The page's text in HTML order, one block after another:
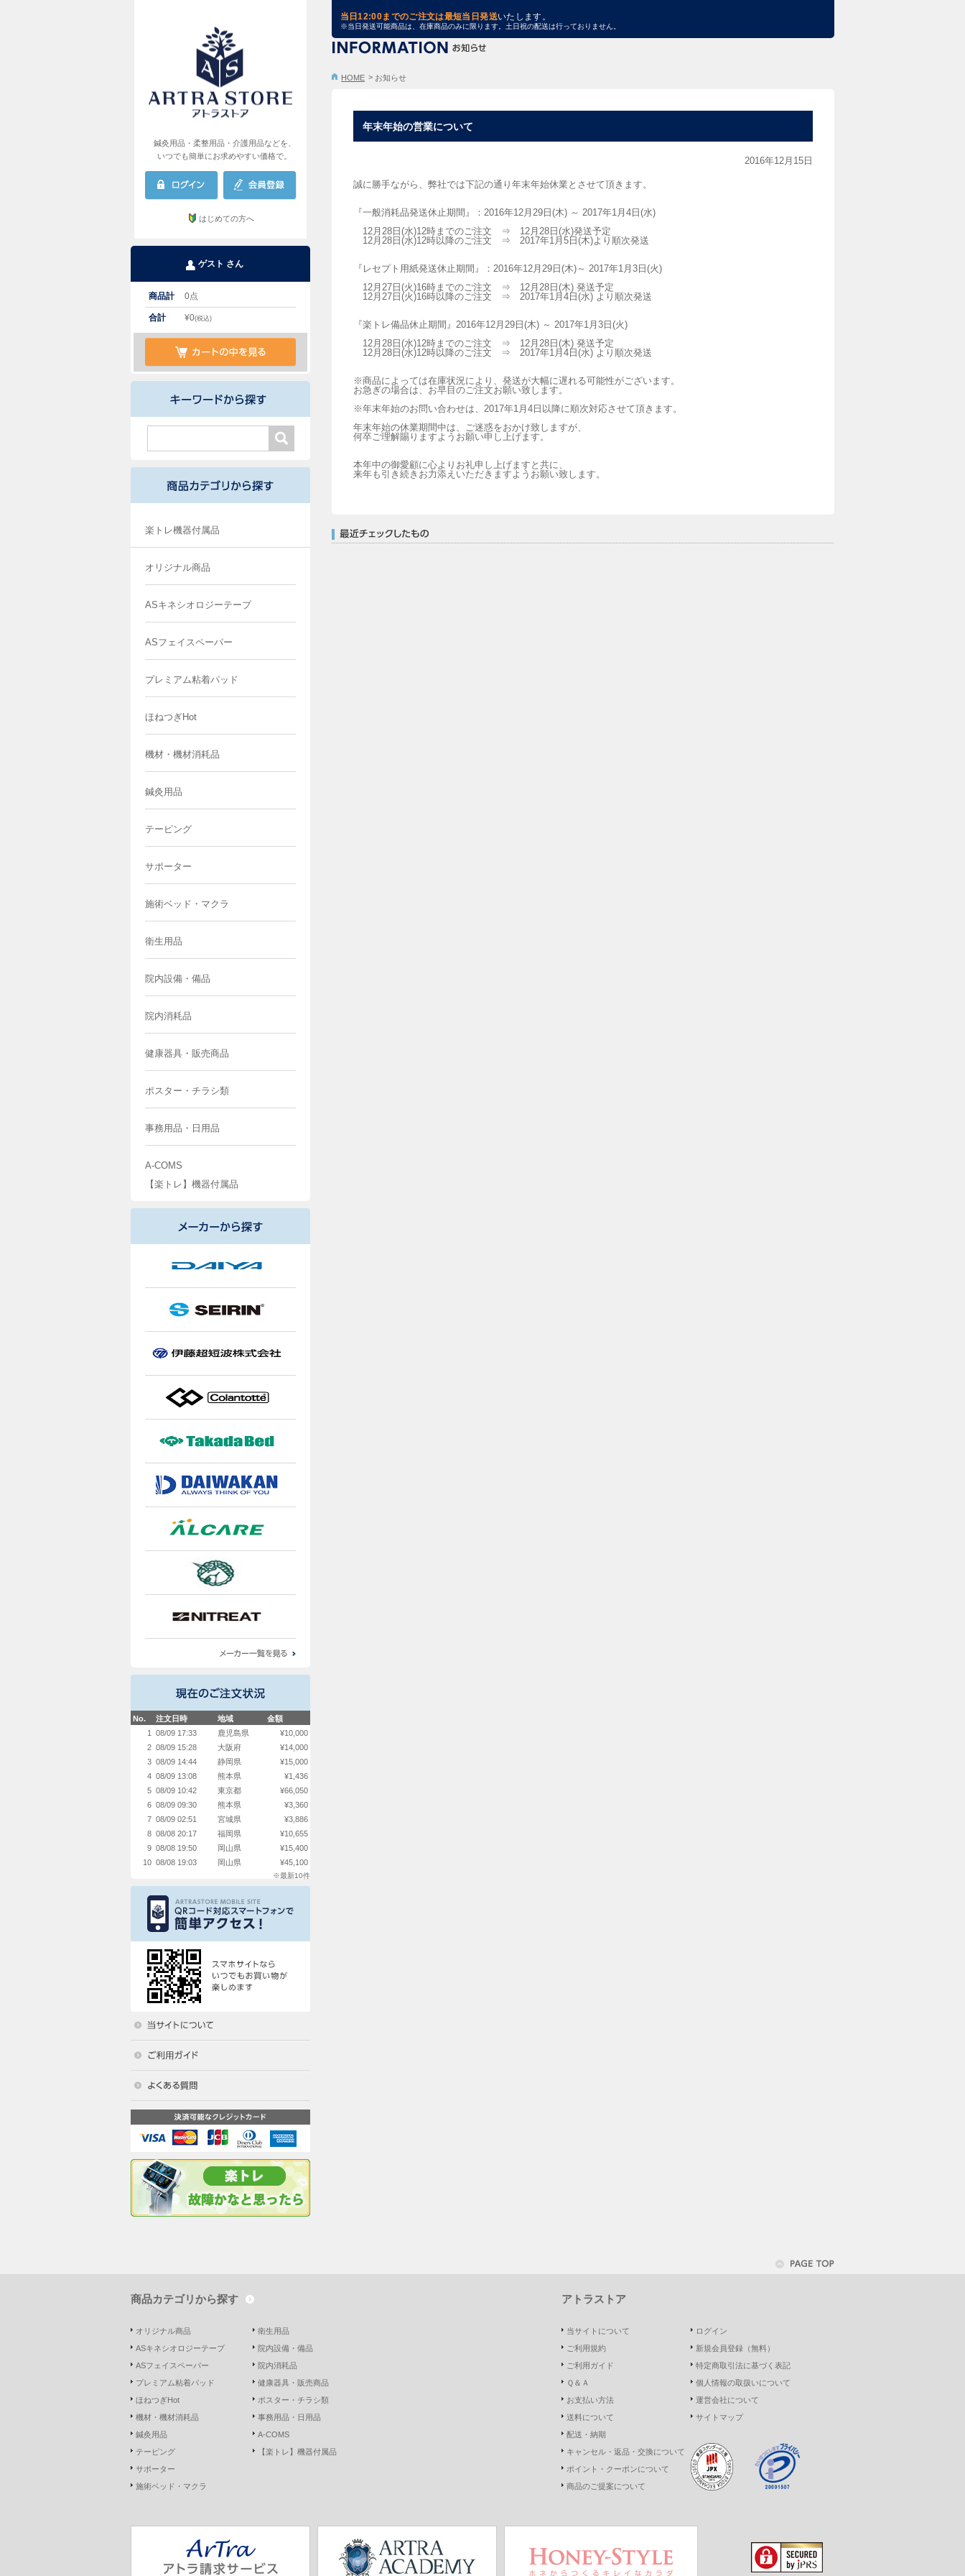
鍼灸用品・柔整用品・介護用品などを、
いつでも簡単にお求めやすい価格で。
はじめての方へ
ゲスト さん
商品計 0点
合計 ¥0(税込)
楽トレ機器付属品
オリジナル商品
ASキネシオロジーテープ
ASフェイスペーパー
プレミアム粘着パッド
ほねつぎHot
機材・機材消耗品
鍼灸用品
テーピング
サポーター
施術ベッド・マクラ
衛生用品
院内設備・備品
院内消耗品
健康器具・販売商品
ポスター・チラシ類
事務用品・日用品
A-COMS
【楽トレ】機器付属品
No. 注文日時 地域
金額
1
08/09 17:33 鹿児島県
¥10,000
2 08/09 15:28 大阪府
¥14,000
3 08/09 14:44 静岡県
¥15,000
4 08/09 13:08 熊本県
¥1,436
5 08/09 10:42 東京都
¥66,050
6 08/09 09:30 熊本県
¥3,360
7 08/09 02:51 宮城県
¥3,886
8 08/08 20:17 福岡県
¥10,655
9 08/08 19:50 岡山県
¥15,400
10 08/08 19:03 岡山県 ¥45,100
※最新10件
当日12:00までのご注文は最短当日発送いたします。
※当日発送可能商品は、在庫商品のみに限ります。土日祝の配送は行っておりません。
HOME お知らせ
年末年始の営業について
2016年12月15日
誠に勝手ながら、弊社では下記の通り年末年始休業とさせて頂きます。
『一般消耗品発送休止期間』：2016年12月29日(木) ～ 2017年1月4日(水)
12月28日(水)12時までのご注文 ⇒ 12月28日(水)発送予定
12月28日(水)12時以降のご注文 ⇒ 2017年1月5日(木)より順次発送
『レセプト用紙発送休止期間』：2016年12月29日(木)～ 2017年1月3日(火)
12月27日(火)16時までのご注文 ⇒ 12月28日(木) 発送予定
12月27日(火)16時以降のご注文 ⇒ 2017年1月4日(水) より順次発送
『楽トレ備品休止期間』2016年12月29日(木) ～ 2017年1月3日(火)
12月28日(水)12時までのご注文 ⇒ 12月28日(木) 発送予定
12月28日(水)12時以降のご注文 ⇒ 2017年1月4日(水) より順次発送
※商品によっては在庫状況により、発送が大幅に遅れる可能性がございます。
お急ぎの場合は、お早目のご注文お願い致します。
※年末年始のお問い合わせは、2017年1月4日以降に順次対応させて頂きます。
年末年始の休業期間中は、ご迷惑をおかけ致しますが、
何卒ご理解賜りますようお願い申し上げます。
本年中の御愛顧に心よりお礼申し上げますと共に、
来年も引き続きお力添えいただきますようお願い致します。
商品カテゴリから探す
オリジナル商品
ASキネシオロジーテープ
ASフェイスペーパー
プレミアム粘着パッド
ほねつぎHot
機材・機材消耗品
鍼灸用品
テーピング
サポーター
施術ベッド・マクラ
衛生用品
院内設備・備品
院内消耗品
健康器具・販売商品
ポスター・チラシ類
事務用品・日用品
A-COMS
【楽トレ】機器付属品
アトラストア
当サイトについて
ご利用規約
ご利用ガイド
Ｑ＆Ａ
お支払い方法
送料について
配送・納期
キャンセル・返品・交換について
ポイント・クーポンについて
商品のご提案について
ログイン
新規会員登録（無料）
特定商取引法に基づく表記
個人情報の取扱いについて
運営会社について
サイトマップ